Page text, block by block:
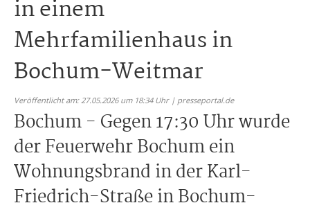
in einem
Mehrfamilienhaus in
Bochum-Weitmar
Veröffentlicht am: 27.05.2026 um 18:34 Uhr | presseportal.de
Bochum - Gegen 17:30 Uhr wurde
der Feuerwehr Bochum ein
Wohnungsbrand in der Karl-
Friedrich-Straße in Bochum-